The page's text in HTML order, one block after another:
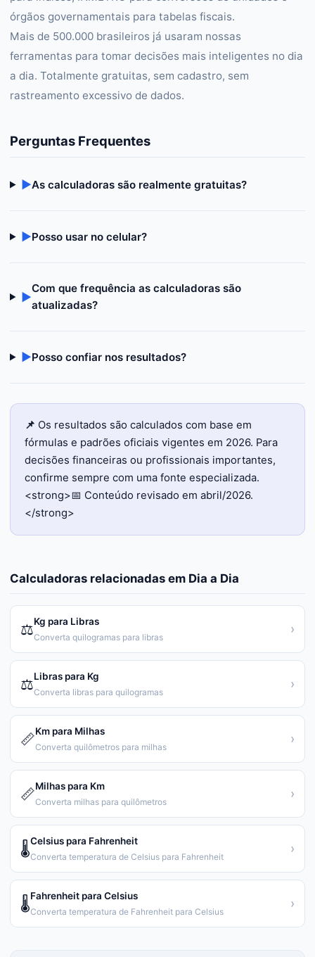
órgãos governamentais para tabelas fiscais.
Mais de 500.000 brasileiros já usaram nossas
ferramentas para tomar decisões mais inteligentes no dia
a dia. Totalmente gratuitas, sem cadastro, sem
rastreamento excessivo de dados.
Perguntas Frequentes
▶As calculadoras são realmente gratuitas?
▶Posso usar no celular?
▶
Com que frequência as calculadoras são
atualizadas?
▶Posso confiar nos resultados?
📌 Os resultados são calculados com base em
fórmulas e padrões oficiais vigentes em 2026. Para
decisões financeiras ou profissionais importantes,
confirme sempre com uma fonte especializada.
<strong>📅 Conteúdo revisado em abril/2026.
</strong>
Calculadoras relacionadas em Dia a Dia
⚖️Kg para Libras
Converta quilogramas para libras
›
⚖️Libras para Kg
Converta libras para quilogramas
›
📏Km para Milhas
Converta quilômetros para milhas
›
📏Milhas para Km
Converta milhas para quilômetros
›
🌡️Celsius para Fahrenheit
Converta temperatura de Celsius para Fahrenheit
›
🌡️Fahrenheit para Celsius
Converta temperatura de Fahrenheit para Celsius
›